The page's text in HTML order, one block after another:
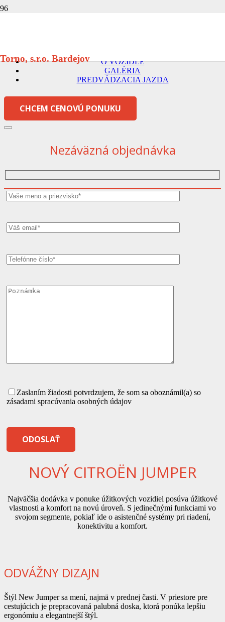
Torno, s.r.o. Bardejov
O VOZIDLE
GALÉRIA
PREDVÁDZACIA JAZDA
CHCEM CENOVÚ PONUKU
Nezáväzná objednávka
Zaslaním žiadosti potvrdzujem, že som sa oboznámil(a) so
zásadami spracúvania osobných údajov
NOVÝ CITROËN JUMPER
Najväčšia dodávka v ponuke úžitkových vozidiel posúva úžitkové
vlastnosti a komfort na novú úroveň. S jedinečnými funkciami vo
svojom segmente, pokiaľ ide o asistenčné systémy pri riadení,
konektivitu a komfort.
ODVÁŽNY DIZAJN
Štýl New Jumper sa mení, najmä v prednej časti. V priestore pre
cestujúcich je prepracovaná palubná doska, ktorá ponúka lepšiu
ergonómiu a elegantnejší štýl.